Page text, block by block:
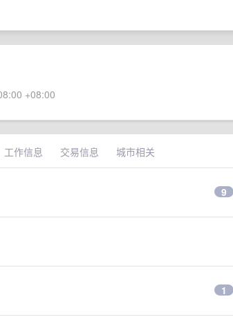
+08:00
工作信息 交易信息 城市相关
9
1